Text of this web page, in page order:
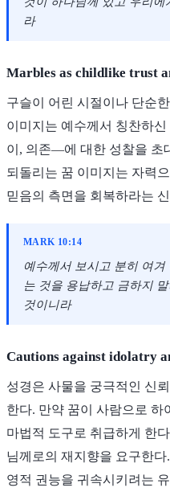
라
Marbles as childlike trust
구슬이 어린 시절이나 단순
이미지는 예수께서 칭찬하
이, 의존—에 대한 성찰을 초
되돌리는 꿈 이미지는 자력
믿음의 측면을 회복하라는
MARK 10:14
예수께서 보시고 분히 여
는 것을 용납하고 금하지
것이니라
Cautions against idolatry
성경은 사물을 궁극적인 신
한다. 만약 꿈이 사람으로
마법적 도구로 취급하게 한
님께로의 재지향을 요구한
영적 권능을 귀속시키려는